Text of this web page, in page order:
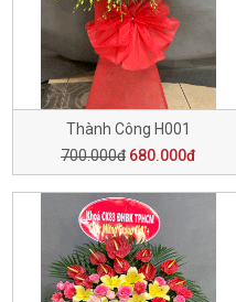
Thành Công H001
700.000đ 680.000đ